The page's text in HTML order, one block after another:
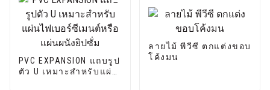
PVC EXPANSION แถบรูป
ตัว U เหมาะสำหรับแผ่น
ลายไม้ พีวีซี ตกแต่งขอบ
โค้งมน